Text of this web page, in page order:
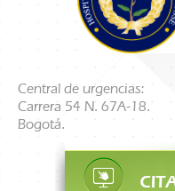
Central de urgencias:
Carrera 54 N. 67A-18.
Bogotá.